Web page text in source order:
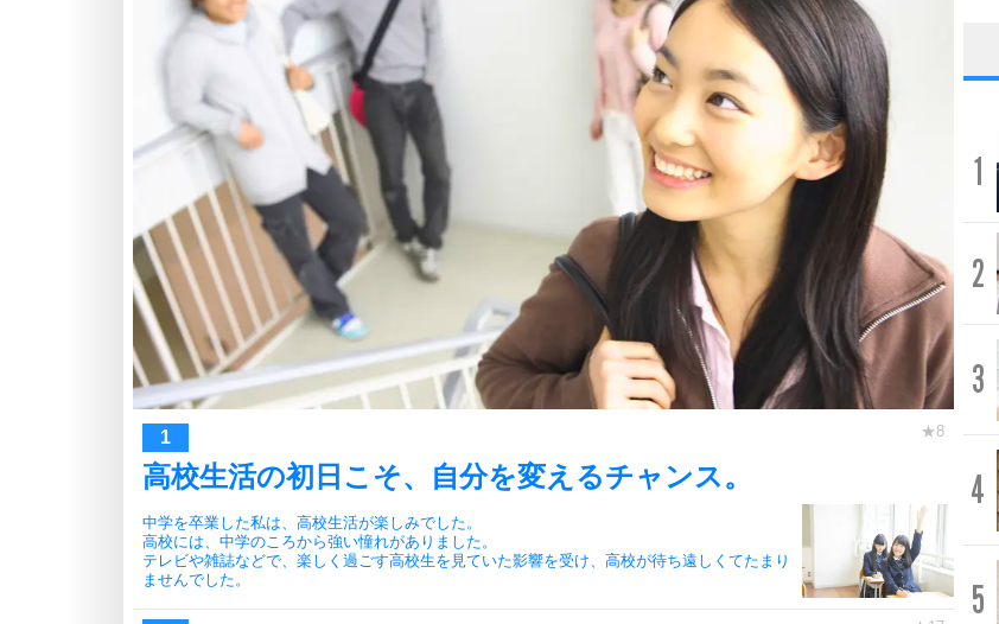
高校生活の初日こそ、自分を変えるチャンス。
中学を卒業した私は、高校生活が楽しみでした。
高校には、中学のころから強い憧れがありました。
テレビや雑誌などで、楽しく過ごす高校生を見ていた影響を受け、高校が待ち遠しくてたまり
ませんでした。
1
2
3
4
5